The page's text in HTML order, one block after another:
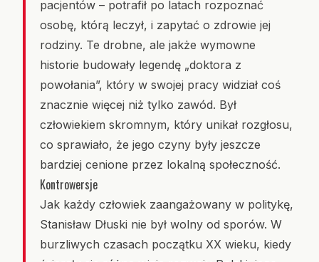
pacjentów – potrafił po latach rozpoznać
osobę, którą leczył, i zapytać o zdrowie jej
rodziny. Te drobne, ale jakże wymowne
historie budowały legendę „doktora z
powołania”, który w swojej pracy widział coś
znacznie więcej niż tylko zawód. Był
człowiekiem skromnym, który unikał rozgłosu,
co sprawiało, że jego czyny były jeszcze
bardziej cenione przez lokalną społeczność.
Kontrowersje
Jak każdy człowiek zaangażowany w politykę,
Stanisław Dłuski nie był wolny od sporów. W
burzliwych czasach początku XX wieku, kiedy